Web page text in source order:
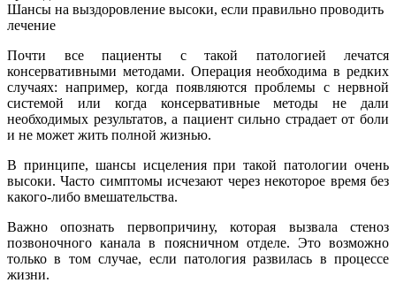
Шансы на выздоровление высоки, если правильно проводить
лечение
Почти все пациенты с такой патологией лечатся
консервативными методами. Операция необходима в редких
случаях: например, когда появляются проблемы с нервной
системой или когда консервативные методы не дали
необходимых результатов, а пациент сильно страдает от боли
и не может жить полной жизнью.
В принципе, шансы исцеления при такой патологии очень
высоки. Часто симптомы исчезают через некоторое время без
какого-либо вмешательства.
Важно опознать первопричину, которая вызвала стеноз
позвоночного канала в поясничном отделе. Это возможно
только в том случае, если патология развилась в процессе
жизни.